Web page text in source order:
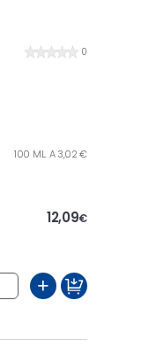
0
100 ML. A 3,02 €
12,09€
+